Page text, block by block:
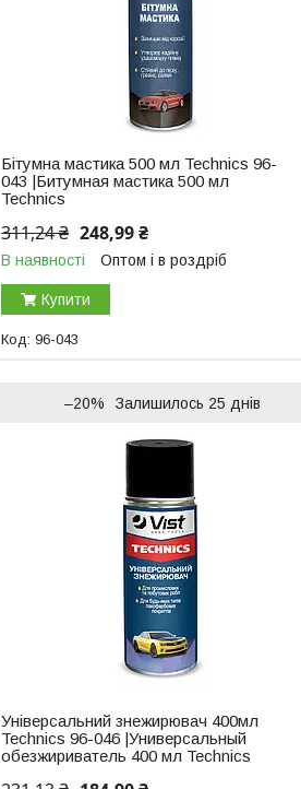
Бітумна мастика 500 мл Technics 96-
043 |Битумная мастика 500 мл
Technics
311,24 ₴ 248,99 ₴
В наявності Оптом і в роздріб
Купити
96-043
–20% Залишилось 25 днів
Універсальний знежирювач 400мл
Technics 96-046 |Универсальный
обезжириватель 400 мл Technics